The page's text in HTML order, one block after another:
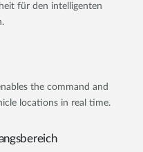
für den intelligenten
the command and
locations in real time.